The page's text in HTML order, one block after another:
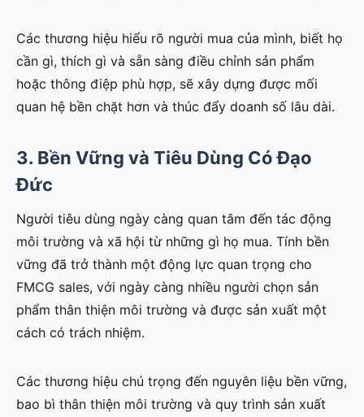
Các thương hiệu hiểu rõ người mua của mình, biết họ
cần gì, thích gì và sẵn sàng điều chỉnh sản phẩm
hoặc thông điệp phù hợp, sẽ xây dựng được mối
quan hệ bền chặt hơn và thúc đẩy doanh số lâu dài.
3. Bền Vững và Tiêu Dùng Có Đạo
Đức
Người tiêu dùng ngày càng quan tâm đến tác động
môi trường và xã hội từ những gì họ mua. Tính bền
vững đã trở thành một động lực quan trọng cho
FMCG sales, với ngày càng nhiều người chọn sản
phẩm thân thiện môi trường và được sản xuất một
cách có trách nhiệm.
Các thương hiệu chú trọng đến nguyên liệu bền vững,
bao bì thân thiện môi trường và quy trình sản xuất